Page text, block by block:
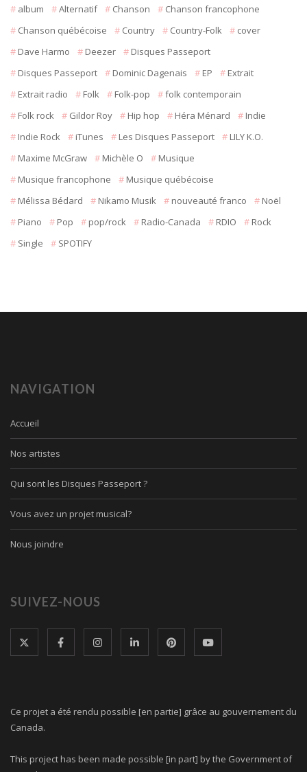
album Alternatif Chanson
Chanson francophone
Chanson québécoise
Country Country-Folk
cover
Dave Harmo
Deezer
Disques Passeport
Disques Passeport
Dominic Dagenais EP
Extrait
Extrait radio
Folk Folk-pop
folk contemporain
Folk rock
Gildor Roy Hip hop Héra Ménard
Indie
Indie Rock
iTunes Les Disques Passeport
LILY K.O.
Maxime McGraw
Michèle O
Musique
Musique francophone
Musique québécoise
Mélissa Bédard
Nikamo Musik nouveauté franco
Noël
Piano
Pop pop/rock Radio-Canada RDIO
Rock
Single
SPOTIFY
NAVIGATION
Accueil
Nos artistes
Qui sont les Disques Passeport ?
Vous avez un projet musical?
Nous joindre
SUIVEZ-NOUS
Ce projet a été rendu possible [en partie] grâce au gouvernement du
Canada.
This project has been made possible [in part] by the Government of